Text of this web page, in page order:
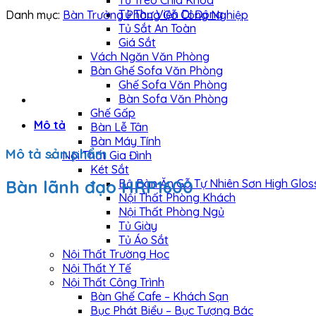
Tủ Thư Viện Di Động
Tủ Sắt An Toàn
Giá Sắt
Vách Ngăn Văn Phòng
Bàn Ghế Sofa Văn Phòng
Ghế Sofa Văn Phòng
Bàn Sofa Văn Phòng
Ghế Gấp
Bàn Lễ Tân
Bàn Máy Tính
Nội Thất Gia Đình
Két Sắt
Bộ Bàn Ăn Gỗ Tự Nhiên Sơn High
Nội Thất Phòng Khách
Nội Thất Phòng Ngủ
Tủ Giày
Tủ Áo Sắt
Nội Thất Trường Học
Nội Thất Y Tế
Nội Thất Công Trình
Bàn Ghế Cafe – Khách Sạn
Bục Phát Biểu – Bục Tượng Bác
Danh mục: Bàn Trưởng Phòng Gỗ Công Nghiệp
Mô tả
Mô tả sản phẩm
Bàn lãnh đạo HRP1600